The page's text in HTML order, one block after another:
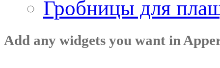
Гробницы для
Add any widgets you want in